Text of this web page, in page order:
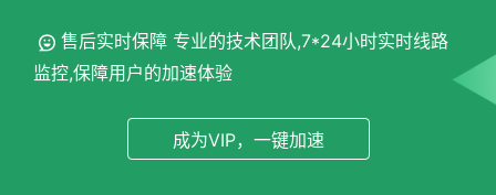
售后实时保障 专业的技术团队,7*24小时实时线路
监控,保障用户的加速体验
成为VIP，一键加速